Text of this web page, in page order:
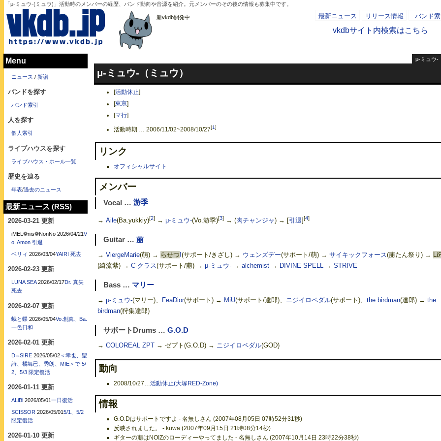
「μ-ミュウ-(ミュウ)」活動時のメンバーの経歴、バンド動向や音源を紹介。元メンバーのその後の情報も募集中です。
新vkdb開発中 最新ニュース リリース情報 バンド索
vkdbサイト内検索はこちら
μ-ミュウ-
μ-ミュウ-（ミュウ）
[活動休止]
[東京]
[マ行]
活動時期 … 2006/11/02~2008/10/27[1]
リンク
オフィシャルサイト
メンバー
Vocal … 游季
→ Aile(Ba.yukkiy)[2]→ μ-ミュウ-(Vo.游季)[3]→ (肉チャンジャ) → [引退][4]
Guitar … 萠
→ ViergeMarie(萌) → らせつ!(サポート/きざし) → ウェンズデー(サポート/萌) → サイキックフォース(萠たん祭り) →
(綺流紫) → C-クラス(サポート/萠) → μ-ミュウ-→ alchemist→ DIVINE SPELL→ STRIVE
Bass … マリー
→ μ-ミュウ-(マリー)、 FeaDior(サポート) → MiU(サポート/達郎)、 ニジイロペダル(サポート)、 the birdman(達郎) → the
birdman(狩集達郎)
サポートDrums … G.O.D
→ COLOREAL ZPT→ ゼプト(G.O.D) → ニジイロペダル(GOD)
動向
2008/10/27…活動休止(大塚RED-Zone)
情報
G.O.Dはサポートですよ - 名無しさん (2007年08月05日 07時52分31秒)
反映されました。 - kuwa (2007年09月15日 21時08分14秒)
ギターの萠はNOIZのローディーやってました - 名無しさん (2007年10月14日 23時22分38秒)
Menu
ニュース / 新譜
バンドを探す
バンド索引
人を探す
個人索引
ライブハウスを探す
ライブハウス・ホール一覧
歴史を辿る
年表/過去のニュース
最新ニュース (RSS)
2026-03-21 更新
iMEL❁nis❁NonNo 2026/04/21 V
o. Amon 引退
ベリィ 2026/03/04YAIRI 死去
2026-02-23 更新
LUNA SEA 2026/02/17Dr. 真矢
死去
2026-02-07 更新
蛾と蝶 2026/05/04Vo.創真、Ba.
一色日和
2026-02-01 更新
D≒SIRE 2026/05/02＜幸也、聖
詩、橘舞已、秀朗、MIE＞で 5/
2、5/3 限定復活
2026-01-11 更新
ALiBi 2026/05/01一日復活
SCISSOR 2026/05/015/1、5/2
限定復活
2026-01-10 更新